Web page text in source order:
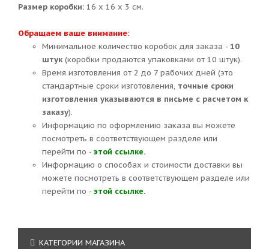
Размер коробки: 16 х 16 х 3 см.
Обращаем ваше внимание:
Минимальное количество коробок для заказа - 10
штук(коробки продаются упаковками от 10 штук).
Время изготовления от 2 до 7 рабочих дней (это
стандартные сроки изготовления, точные сроки
изготовления указываются в письме с расчетом к
заказу).
Информацию по оформлению заказа вы можете
посмотреть в соответствующем разделе или
перейти по - этой ссылке.
Информацию о способах и стоимости доставки вы
можете посмотреть в соответствующем разделе или
перейти по - этой ссылке.
КАТЕГОРИИ МАГАЗИНА